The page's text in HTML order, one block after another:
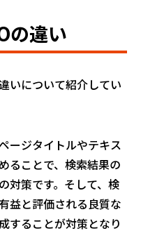
の違い
いについて紹介してい
ージタイトルやテキス
ることで、検索結果の
対策です。そして、検
益と評価される良質な
することが対策となり